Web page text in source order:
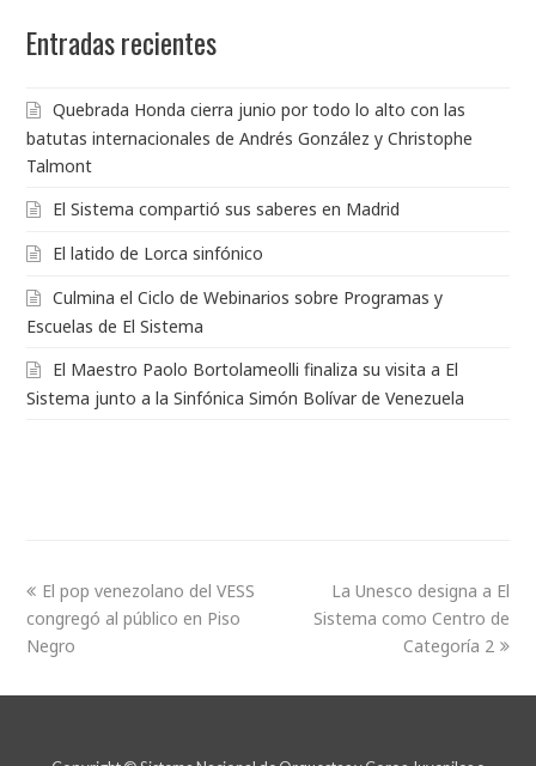
Entradas recientes
Quebrada Honda cierra junio por todo lo alto con las
batutas internacionales de Andrés González y Christophe
Talmont
El Sistema compartió sus saberes en Madrid
El latido de Lorca sinfónico
Culmina el Ciclo de Webinarios sobre Programas y
Escuelas de El Sistema
El Maestro Paolo Bortolameolli finaliza su visita a El
Sistema junto a la Sinfónica Simón Bolívar de Venezuela
El pop venezolano del VESS
congregó al público en Piso
Negro
La Unesco designa a El
Sistema como Centro de
Categoría 2